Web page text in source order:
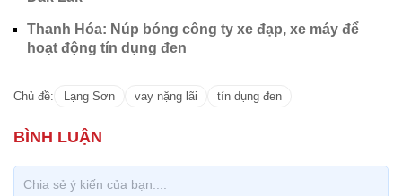
Thanh Hóa: Núp bóng công ty xe đạp, xe máy để
hoạt động tín dụng đen
Chủ đề: Lạng Sơn vay nặng lãi tín dụng đen